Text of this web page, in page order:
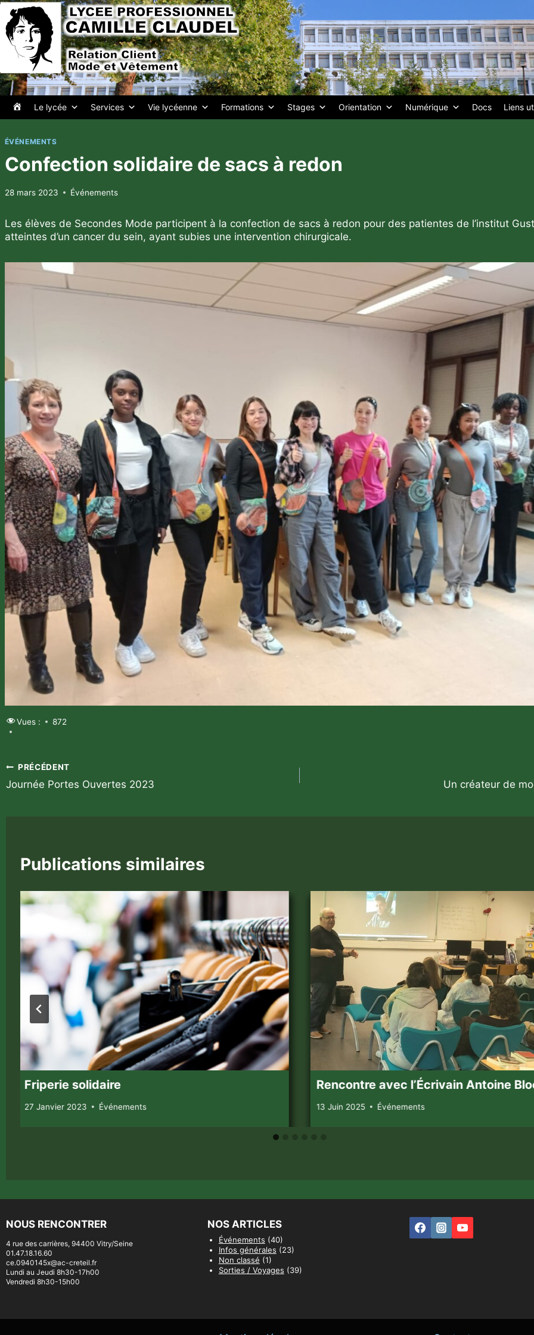
Aller
au
contenu
i
Le lycée Services Vie lycéenne Formations Stages Orientation Numérique Docs Liens
ÉVÉNEMENTS
Confection solidaire de sacs à redon
28 mars 2023 Événements
Les élèves de Secondes Mode participent à la confection de sacs à redon pour des patientes de l’institut
atteintes d’un cancer du sein, ayant subies une intervention chirurgicale.
Vues : 872
Navigation
PRÉCÉDENT
Journée Portes Ouvertes 2023 Un créateur de
Publications similaires
Friperie solidaire
27 Janvier 2023 Événements
Rencontre avec l’Écrivain Antoine
13 Juin 2025 Événements
Sorties / Voyages
Coulisses du Théâtre
Jean-Vilar
20 Mars 2026
Non Classé
Demande
lycéen
13 Juillet
NOUS RENCONTRER
4 rue des carrières, 94400 Vitry/Seine
01.47.18.16.60
ce.0940145x@ac-creteil.fr
Lundi au Jeudi 8h30-17h00
Vendredi 8h30-15h00
NOS ARTICLES
Événements (40)
Infos générales (23)
Non classé (1)
Sorties / Voyages (39)